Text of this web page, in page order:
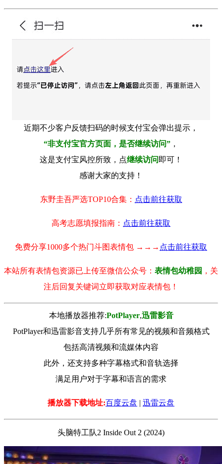
近期不少客户反馈扫码的时候支付宝会弹出提示，
“非支付宝官方页面，是否继续访问” ，
这是支付宝风控所致，点继续访问 即可！
感谢大家的支持！
东野圭吾严选TOP10合集： 点击前往获取
高考志愿填报指南： 点击前往获取
免费分享1000多个热门斗图表情包 →→→ 点击前往获取
本站所有表情包资源已上传至微信公众号： 表情包幼稚园 ，关
注后回复关键词立即获取对应表情包！
本地播放器推荐:РotРlayer,迅雷影音
PotPlayer和迅雷影音支持几乎所有常见的视频和音频格式
包括高清视频和流媒体内容
此外，还支持多种字幕格式和音轨选择
满足用户对于字幕和语言的需求
播放器下载地址:百度云盘 | 迅雷云盘
头脑特工队2 Inside Out 2 (2024)